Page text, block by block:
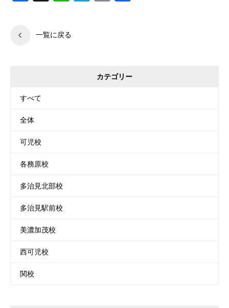
一覧に戻る
カテゴリー
すべて
全体
可児校
各務原校
多治見北部校
多治見駅前校
美濃加茂校
西可児校
関校